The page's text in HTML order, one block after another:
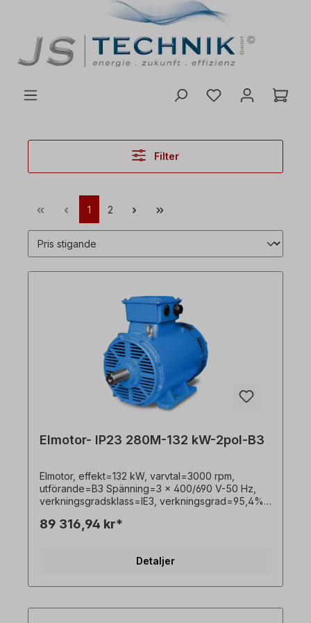
Filter
1 2
Elmotor- IP23 280M-132 kW-2pol-B3
Elmotor, effekt=132 kW, varvtal=3000 rpm,
utförande=B3 Spänning=3 x 400/690 V-50 Hz,
verkningsgradsklass=IE3, verkningsgrad=95,4%,
Temperaturgivare=3 x PTC130°C och 3 x
kopplingslådans läge=topp, hölje=grå gjutjärn,
motsvarande, kylning=intern kylning,
89 316,94 kr*
Detaljer